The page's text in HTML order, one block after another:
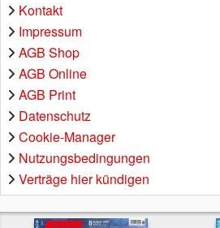
Kontakt
Impressum
AGB Shop
AGB Online
AGB Print
Datenschutz
Cookie-Manager
Nutzungsbedingungen
Verträge hier kündigen